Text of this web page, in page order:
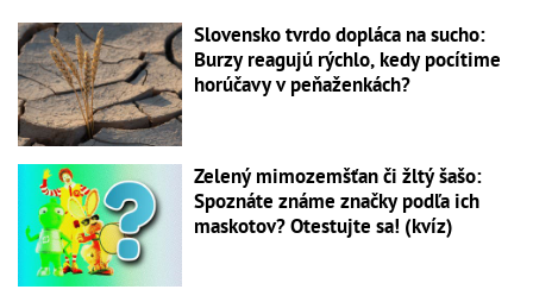
Slovensko tvrdo dopláca na sucho:
Burzy reagujú rýchlo, kedy pocítime
horúčavy v peňaženkách?
Zelený mimozemšťan či žltý šašo:
Spoznáte známe značky podľa ich
maskotov? Otestujte sa! (kvíz)